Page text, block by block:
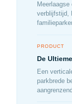
verblijfstijd,
PRODUCT
De
Een
parkbrede